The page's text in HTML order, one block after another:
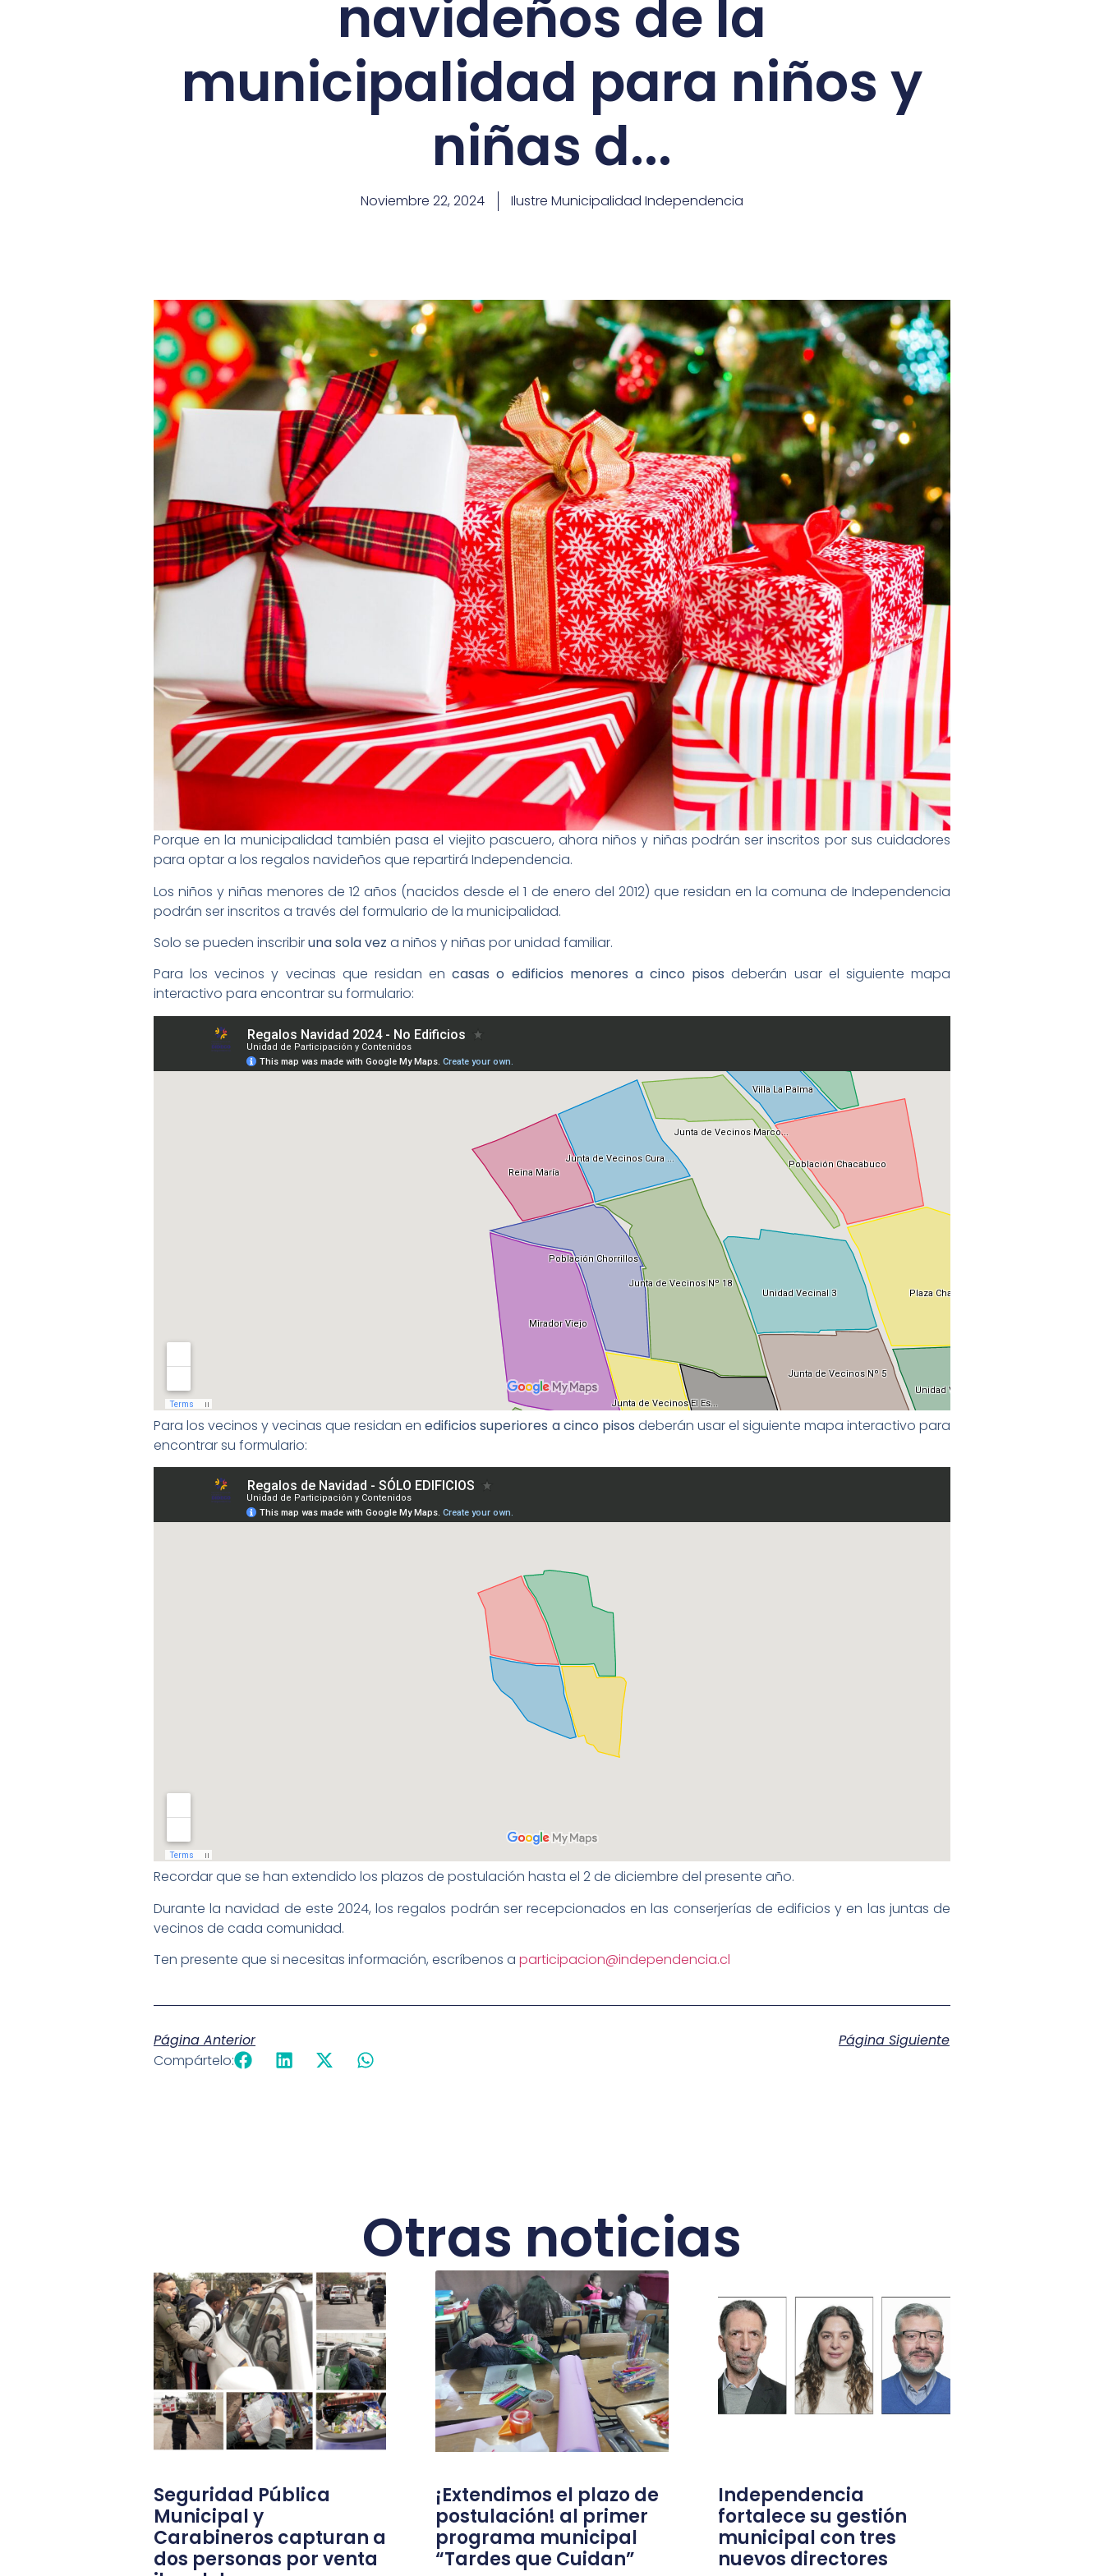
navideños de la
municipalidad para niños y
niñas d...
Noviembre 22, 2024 Ilustre Municipalidad Independencia
Porque en la municipalidad también pasa el viejito pascuero, ahora niños y niñas podrán ser inscritos por sus cuidadores
para optar a los regalos navideños que repartirá Independencia.
Los niños y niñas menores de 12 años (nacidos desde el 1 de enero del 2012) que residan en la comuna de Independencia
podrán ser inscritos a través del formulario de la municipalidad.
Solo se pueden inscribiruna sola vez a niños y niñas por unidad familiar.
Para los vecinos y vecinas que residan encasas o edificios menores a cinco pisos deberán usar el siguiente mapa
interactivo para encontrar su formulario:
Para los vecinos y vecinas que residan enedificios superiores a cinco pisos deberán usar el siguiente mapa interactivo para
encontrar su formulario:
Recordar que se han extendido los plazos de postulación hasta el 2 de diciembre del presente año.
Durante la navidad de este 2024, los regalos podrán ser recepcionados en las conserjerías de edificios y en las juntas de
vecinos de cada comunidad.
Ten presente que si necesitas información, escríbenos a participacion@independencia.cl
Página Anterior
Página Siguiente
Compártelo:
Otras noticias
Seguridad Pública
Municipal y
Carabineros capturan a
dos personas por venta
¡Extendimos el plazo de
postulación! al primer
programa municipal
“Tardes que Cuidan”
Independencia
fortalece su gestión
municipal con tres
nuevos directores